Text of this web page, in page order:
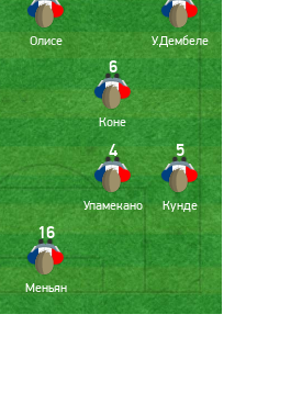
16
Меньян
4
Упамекано
5
Кунде
6
Коне
Олисе У.Дембеле